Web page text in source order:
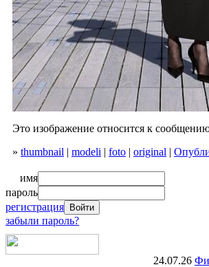
Это изображение относится к
» thumbnail | modeli | foto | original |
имя
пароль
регистрация
забыли пароль?
24.07.26